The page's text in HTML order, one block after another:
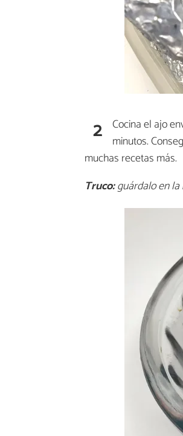
2 Cocina el ajo
minutos.
muchas recetas más.
Truco:guárdalo en la